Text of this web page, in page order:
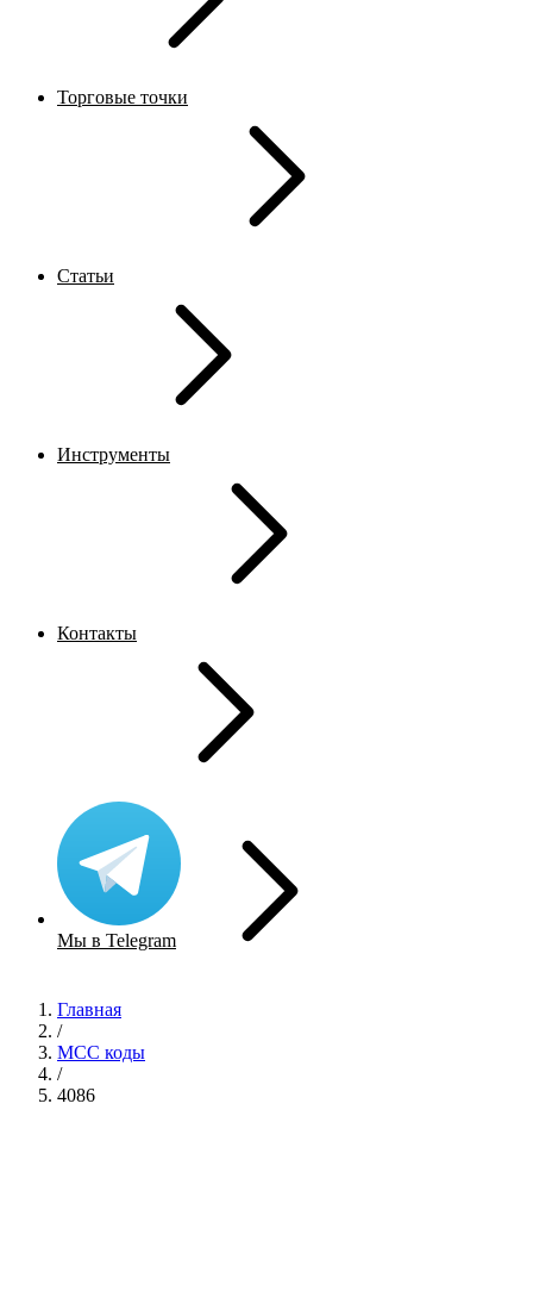
Торговые точки
Статьи
Инструменты
Контакты
Мы в Telegram
Главная
/
MCC коды
/
4086